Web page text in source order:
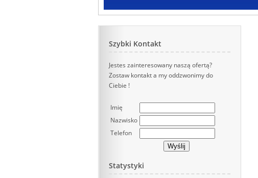
Szybki Kontakt
Jestes zainteresowany naszą ofertą?
Zostaw kontakt a my oddzwonimy do
Ciebie !
Imię
Nazwisko
Telefon
Statystyki